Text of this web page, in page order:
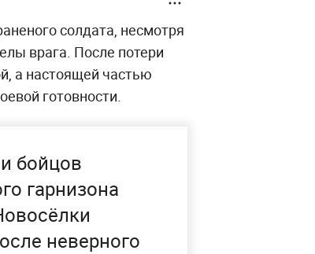
солдата, несмотря
врага. После потери
а настоящей частью
готовности.
бойцов
гарнизона
неверного